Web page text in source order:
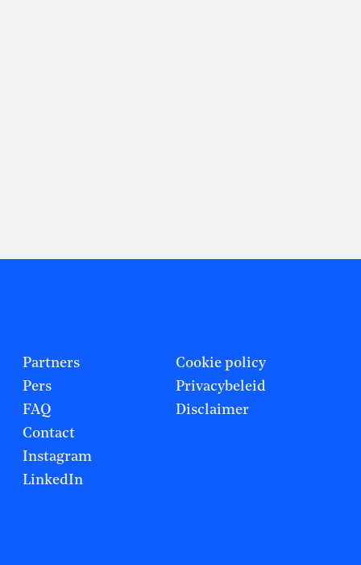
Partners
Pers
FAQ
Contact
Instagram
LinkedIn
Cookie policy
Privacybeleid
Disclaimer